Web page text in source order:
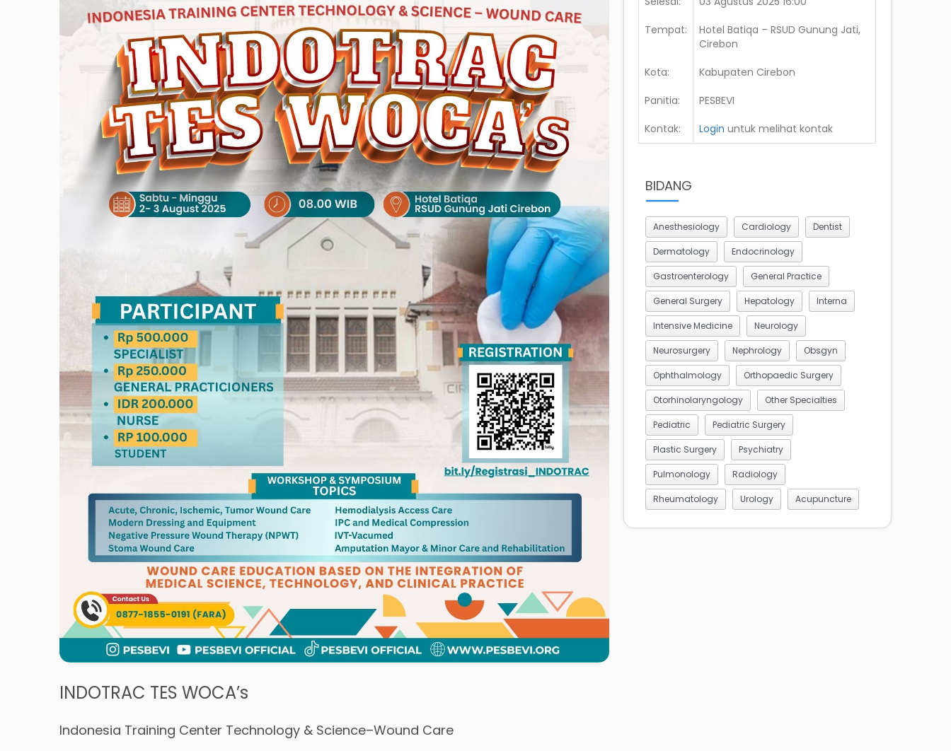
INDOTRAC TES WOCA’s
Indonesia Training Center Technology & Science–Wound Care
Tempat:
Hotel Batiqa – RSUD Gunung Jati,
Cirebon
Kota:
Kabupaten Cirebon
Panitia:
PESBEVI
Kontak:
Login untuk melihat kontak
BIDANG
Anesthesiology Cardiology Dentist
Dermatology Endocrinology
Gastroenterology General Practice
General Surgery Hepatology Interna
Intensive Medicine Neurology
Neurosurgery Nephrology Obsgyn
Ophthalmology Orthopaedic Surgery
Otorhinolaryngology Other Specialties
Pediatric Pediatric Surgery
Plastic Surgery Psychiatry
Pulmonology Radiology
Rheumatology Urology Acupuncture